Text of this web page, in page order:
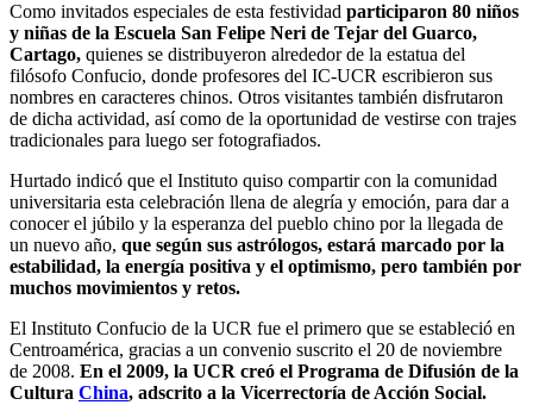
Como invitados especiales de esta festividad participaron 80 niños
y niñas de la Escuela San Felipe Neri de Tejar del Guarco,
Cartago, quienes se distribuyeron alrededor de la estatua del
filósofo Confucio, donde profesores del IC-UCR escribieron sus
nombres en caracteres chinos. Otros visitantes también disfrutaron
de dicha actividad, así como de la oportunidad de vestirse con trajes
tradicionales para luego ser fotografiados.
Hurtado indicó que el Instituto quiso compartir con la comunidad
universitaria esta celebración llena de alegría y emoción, para dar a
conocer el júbilo y la esperanza del pueblo chino por la llegada de
un nuevo año, que según sus astrólogos, estará marcado por la
estabilidad, la energía positiva y el optimismo, pero también por
muchos movimientos y retos.
El Instituto Confucio de la UCR fue el primero que se estableció en
Centroamérica, gracias a un convenio suscrito el 20 de noviembre
de 2008. En el 2009, la UCR creó el Programa de Difusión de la
Cultura China, adscrito a la Vicerrectoría de Acción Social.